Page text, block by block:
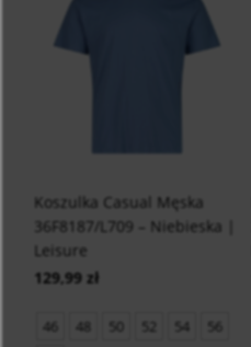
Koszulka Casual Męska
36F8187/L709 – Niebieska |
Leisure
129,99 zł
46 48 50 52 54
56